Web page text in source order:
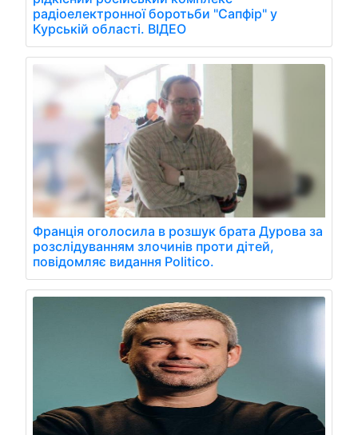
радіоелектронної боротьби "Сапфір" у
Курській області. ВІДЕО
Франція оголосила в розшук брата Дурова за
розслідуванням злочинів проти дітей,
повідомляє видання Politico.